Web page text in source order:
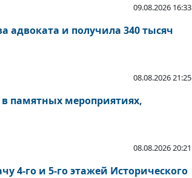
09.08.2026 16:33
и получила 340 тысяч
08.08.2026 21:25
памятных мероприятиях,
08.08.2026 20:21
4-го и 5-го этажей Исторического